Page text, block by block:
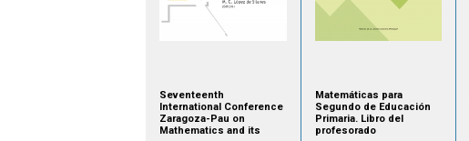
Seventeenth
International Conference
Zaragoza-Pau on
Mathematics and its
Matemáticas para
Segundo de Educación
Primaria. Libro del
profesorado